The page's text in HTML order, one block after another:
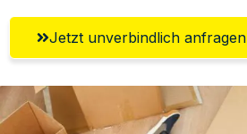
Jetzt unverbindlich anfragen